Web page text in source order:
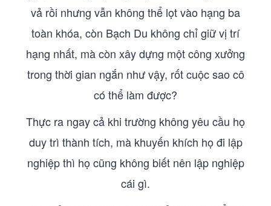
vả rồi nhưng vẫn không thể lọt vào hạng ba
toàn khóa, còn Bạch Du không chỉ giữ vị trí
hạng nhất, mà còn xây dựng một công xưởng
trong thời gian ngắn như vậy, rốt cuộc sao cô
có thể làm được?
Thực ra ngay cả khi trường không yêu cầu họ
duy trì thành tích, mà khuyến khích họ đi lập
nghiệp thì họ cũng không biết nên lập nghiệp
cái gì.